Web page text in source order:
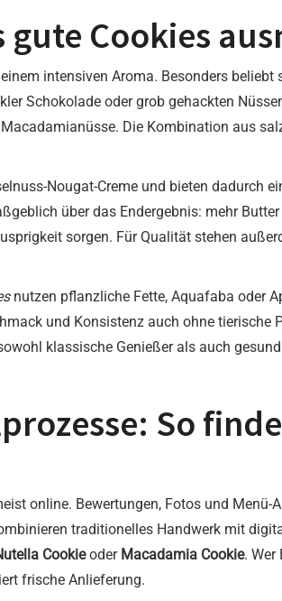
gute Cookies
intensiven Aroma. Besonders beliebt
Schokolade oder grob gehackten
Die Kombination aus
Nougat-Creme und bieten dadurch
über das Endergebnis: mehr
sorgen. Für Qualität stehen
nutzen pflanzliche Fette, Aquafaba oder
und Konsistenz auch ohne tierische
klassische Genießer als auch
So
online. Bewertungen, Fotos und Menü-
traditionelles Handwerk mit
Cookieoder Macadamia Cookie. Wer
frische Anlieferung.